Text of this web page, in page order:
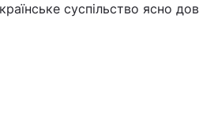
суспільство ясно